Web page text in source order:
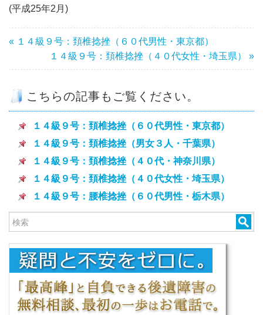
(平成25年2月)
« １４級９号：頚椎捻挫（６０代男性・東京都）
１４級９号：頚椎捻挫（４０代女性・埼玉県） »
こちらの記事もご覧ください。
１４級９号：頚椎捻挫（６０代男性・東京都）
１４級９号：頚椎捻挫（男女３人・千葉県）
１４級９号：頚椎捻挫（４０代・神奈川県）
１４級９号：頚椎捻挫（４０代女性・埼玉県）
１４級９号：腰椎捻挫（６０代男性・栃木県）